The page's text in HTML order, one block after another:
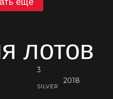
лотов
3
2018
SILVER